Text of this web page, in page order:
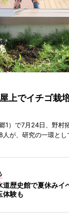
上でイチゴ栽
1）で7月24日、野村
が、研究の一環と
道歴史館で夏休み
体験も